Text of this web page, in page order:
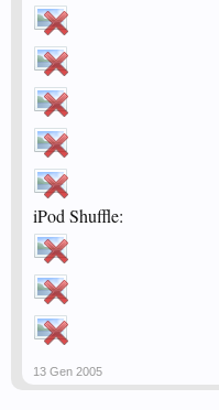
iPod Shuffle:
13 Gen 2005